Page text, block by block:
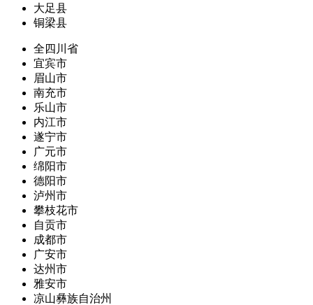
大足县
铜梁县
全四川省
宜宾市
眉山市
南充市
乐山市
内江市
遂宁市
广元市
绵阳市
德阳市
泸州市
攀枝花市
自贡市
成都市
广安市
达州市
雅安市
凉山彝族自治州